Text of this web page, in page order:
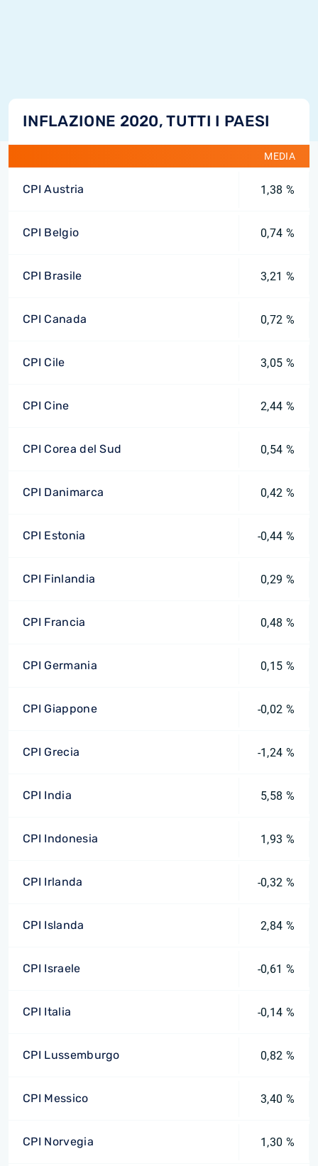
INFLAZIONE 2020, TUTTI I PAESI
MEDIA
CPI Austria 1,38 %
CPI Belgio 0,74 %
CPI Brasile 3,21 %
CPI Canada 0,72 %
CPI Cile 3,05 %
CPI Cine 2,44 %
CPI Corea del Sud 0,54 %
CPI Danimarca 0,42 %
CPI Estonia -0,44 %
CPI Finlandia 0,29 %
CPI Francia 0,48 %
CPI Germania 0,15 %
CPI Giappone -0,02 %
CPI Grecia -1,24 %
CPI India 5,58 %
CPI Indonesia 1,93 %
CPI Irlanda -0,32 %
CPI Islanda 2,84 %
CPI Israele -0,61 %
CPI Italia -0,14 %
CPI Lussemburgo 0,82 %
CPI Messico 3,40 %
CPI Norvegia 1,30 %